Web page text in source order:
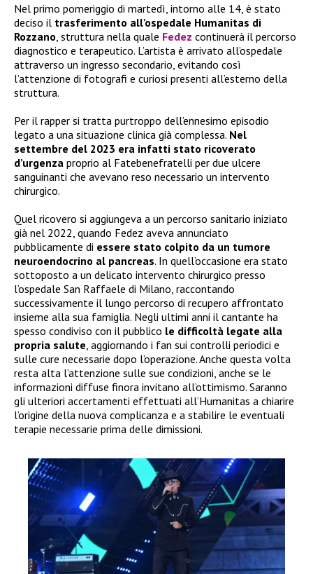
Nel primo pomeriggio di martedì, intorno alle 14, è stato
deciso il trasferimento all’ospedale Humanitas di
Rozzano , struttura nella quale Fedez continuerà il percorso
diagnostico e terapeutico. L’artista è arrivato all’ospedale
attraverso un ingresso secondario, evitando così
l’attenzione di fotografi e curiosi presenti all’esterno della
struttura.
Per il rapper si tratta purtroppo dell’ennesimo episodio
legato a una situazione clinica già complessa. Nel
settembre del 2023 era infatti stato ricoverato
d’urgenza proprio al Fatebenefratelli per due ulcere
sanguinanti che avevano reso necessario un intervento
chirurgico.
Quel ricovero si aggiungeva a un percorso sanitario iniziato
già nel 2022, quando Fedez aveva annunciato
pubblicamente di essere stato colpito da un tumore
neuroendocrino al pancreas. In quell’occasione era stato
sottoposto a un delicato intervento chirurgico presso
l’ospedale San Raffaele di Milano, raccontando
successivamente il lungo percorso di recupero affrontato
insieme alla sua famiglia. Negli ultimi anni il cantante ha
spesso condiviso con il pubblico le difficoltà legate alla
propria salute , aggiornando i fan sui controlli periodici e
sulle cure necessarie dopo l’operazione. Anche questa volta
resta alta l’attenzione sulle sue condizioni, anche se le
informazioni diffuse finora invitano all’ottimismo. Saranno
gli ulteriori accertamenti effettuati all’Humanitas a chiarire
l’origine della nuova complicanza e a stabilire le eventuali
terapie necessarie prima delle dimissioni.